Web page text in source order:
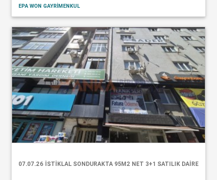
EPA WON GAYRİMENKUL
07.07.26 İSTİKLAL SONDURAKTA 95M2 NET 3+1 SATILIK DAİRE